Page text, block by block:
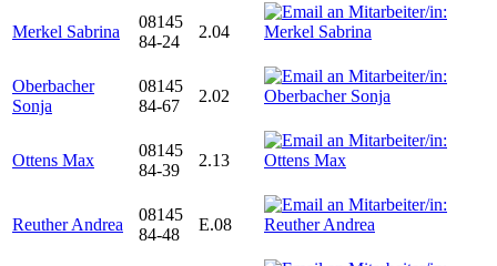
Merkel Sabrina
08145
84-24
2.04
Oberbacher
Sonja
08145
84-67
2.02
Ottens Max
08145
84-39
2.13
Reuther Andrea
08145
84-48
E.08